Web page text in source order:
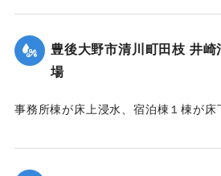
｜固有コード:01204084
豊後大野市清川町田枝 井
場
事務所棟が床上浸水、宿泊棟１棟が